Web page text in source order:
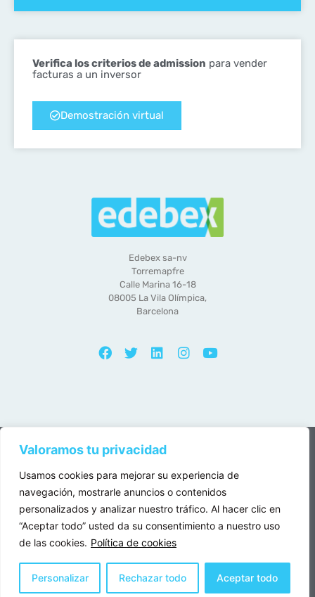
Valoramos tu privacidad
Usamos cookies para mejorar su experiencia de
navegación, mostrarle anuncios o contenidos
personalizados y analizar nuestro tráfico. Al hacer clic en
“Aceptar todo” usted da su consentimiento a nuestro uso
de las cookies. Política de cookies
Personalizar Rechazar todo Aceptar todo
Verifica los criterios de admission para vender
facturas a un inversor
Demostración virtual
Edebex sa-nv
Torremapfre
Calle Marina 16-18
08005 La Vila Olímpica,
Barcelona
Edebex es una entidad constituida bajo la legislación belga.
Copyright © 2025 Edebex Todos los derechos reservados
IVA : BE0502.697.352 | RPM Bruselas
Política de privacidad
Condiciones Generales de Uso del Portal EDEBEX